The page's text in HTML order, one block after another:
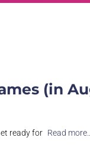
(in
ready for Read more…